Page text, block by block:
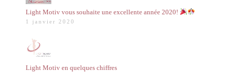
Light Motiv vous souhaite une excellente année 2020!
1 janvier 2020
Light Motiv en quelques chiffres